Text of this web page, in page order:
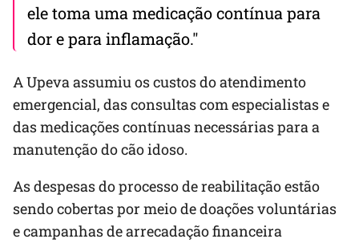
ele toma uma medicação contínua para
dor e para inflamação."
A Upeva assumiu os custos do atendimento
emergencial, das consultas com especialistas e
das medicações contínuas necessárias para a
manutenção do cão idoso.
As despesas do processo de reabilitação estão
sendo cobertas por meio de doações voluntárias
e campanhas de arrecadação financeira